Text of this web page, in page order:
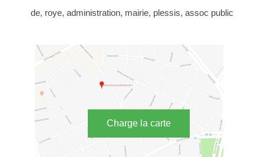
de, roye, administration, mairie, plessis, assoc public
Charge la carte